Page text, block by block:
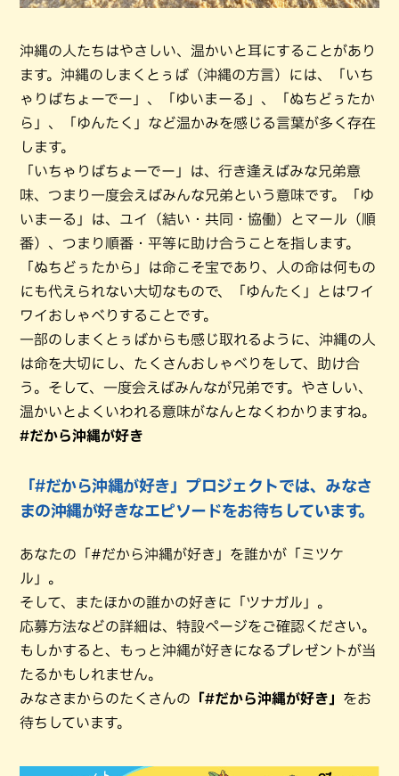
沖縄の人たちはやさしい、温かいと耳にすることがあり
ます。沖縄のしまくとぅば（沖縄の方言）には、「いち
ゃりばちょーでー」、「ゆいまーる」、「ぬちどぅたか
ら」、「ゆんたく」など温かみを感じる言葉が多く存在
します。
「いちゃりばちょーでー」は、行き逢えばみな兄弟意
味、つまり一度会えばみんな兄弟という意味です。「ゆ
いまーる」は、ユイ（結い・共同・協働）とマール（順
番）、つまり順番・平等に助け合うことを指します。
「ぬちどぅたから」は命こそ宝であり、人の命は何もの
にも代えられない大切なもので、「ゆんたく」とはワイ
ワイおしゃべりすることです。
一部のしまくとぅばからも感じ取れるように、沖縄の人
は命を大切にし、たくさんおしゃべりをして、助け合
う。そして、一度会えばみんなが兄弟です。やさしい、
温かいとよくいわれる意味がなんとなくわかりますね。
#だから沖縄が好き
「#だから沖縄が好き」プロジェクトでは、みなさ
まの沖縄が好きなエピソードをお待ちしています。
あなたの「#だから沖縄が好き」を誰かが「ミツケ
ル」。
そして、またほかの誰かの好きに「ツナガル」。
応募方法などの詳細は、特設ページをご確認ください。
もしかすると、もっと沖縄が好きになるプレゼントが当
たるかもしれません。
みなさまからのたくさんの 「#だから沖縄が好き」 をお
待ちしています。